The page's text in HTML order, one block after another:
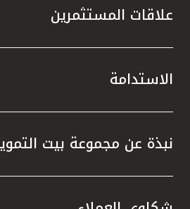
علاقات المستثمرين
الاستدامة
نبذة عن مجموعة بيت